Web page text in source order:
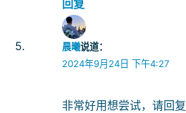
回复
晨曦说道：
2024年9月24日 下午4:27
非常好用想尝试，请回复